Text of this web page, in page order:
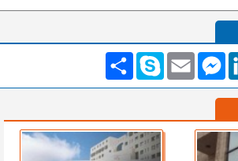
انشر Skype Email
Messenger